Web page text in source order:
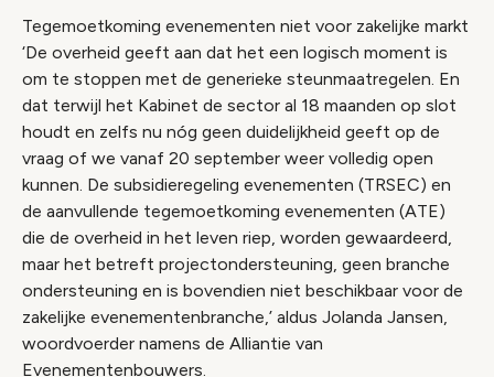
Tegemoetkoming evenementen niet voor zakelijke markt
‘De overheid geeft aan dat het een logisch moment is
om te stoppen met de generieke steunmaatregelen. En
dat terwijl het Kabinet de sector al 18 maanden op slot
houdt en zelfs nu nóg geen duidelijkheid geeft op de
vraag of we vanaf 20 september weer volledig open
kunnen. De subsidieregeling evenementen (TRSEC) en
de aanvullende tegemoetkoming evenementen (ATE)
die de overheid in het leven riep, worden gewaardeerd,
maar het betreft projectondersteuning, geen branche
ondersteuning en is bovendien niet beschikbaar voor de
zakelijke evenementenbranche,’ aldus Jolanda Jansen,
woordvoerder namens de Alliantie van
Evenementenbouwers.